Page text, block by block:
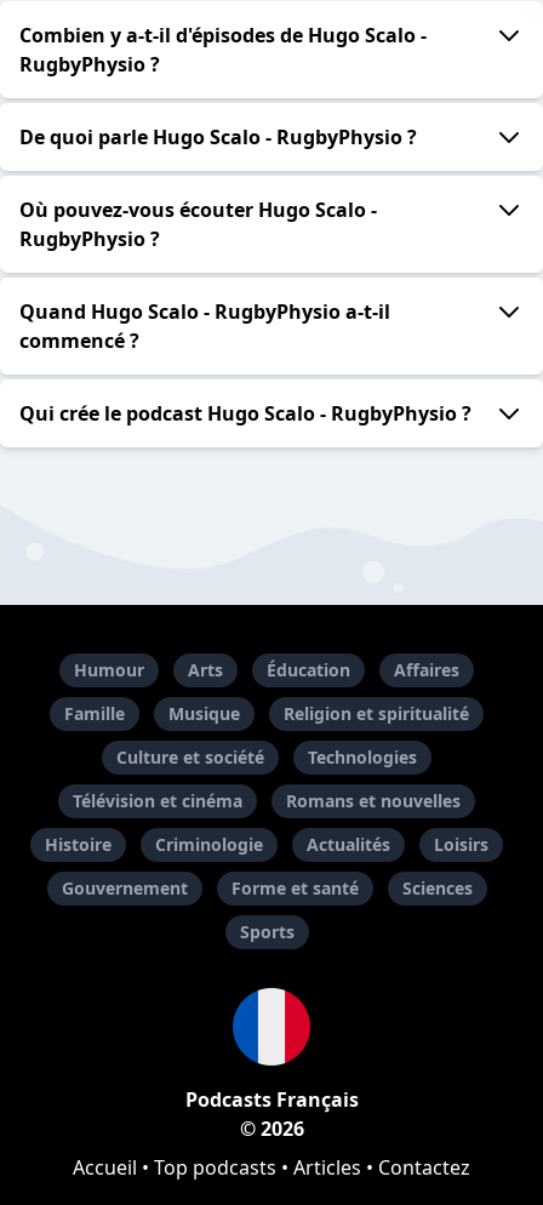
Combien y a-t-il d'épisodes de Hugo Scalo -
RugbyPhysio ?
De quoi parle Hugo Scalo - RugbyPhysio ?
Où pouvez-vous écouter Hugo Scalo -
RugbyPhysio ?
Quand Hugo Scalo - RugbyPhysio a-t-il
commencé ?
Qui crée le podcast Hugo Scalo - RugbyPhysio ?
Humour Arts Éducation
Affaires
Famille
Musique
Religion et spiritualité
Culture et société
Technologies
Télévision et cinéma
Romans et nouvelles
Histoire
Criminologie Actualités
Loisirs
Gouvernement
Forme et santé
Sciences
Sports
Podcasts Français
© 2026
Accueil • Top podcasts • Articles • Contactez